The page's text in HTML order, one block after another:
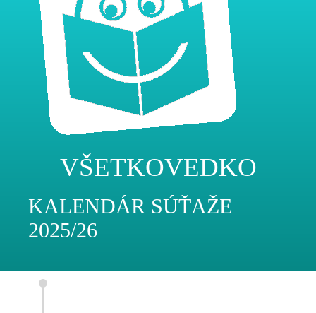
VŠETKOVEDKO
KALENDÁR SÚŤAŽE
2025/26